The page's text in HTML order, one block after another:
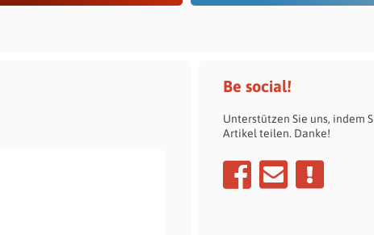
Be social!
Unterstützen Sie uns, indem
Artikel teilen. Danke!